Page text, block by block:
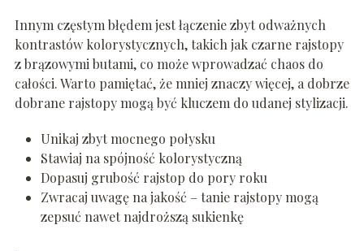
Innym częstym błędem jest łączenie zbyt odważnych
kontrastów kolorystycznych, takich jak czarne rajstopy
z brązowymi butami, co może wprowadzać chaos do
całości. Warto pamiętać, że mniej znaczy więcej, a dobrze
dobrane rajstopy mogą być kluczem do udanej stylizacji.
Unikaj zbyt mocnego połysku
Stawiaj na spójność kolorystyczną
Dopasuj grubość rajstop do pory roku
Zwracaj uwagę na jakość – tanie rajstopy mogą
zepsuć nawet najdroższą sukienkę